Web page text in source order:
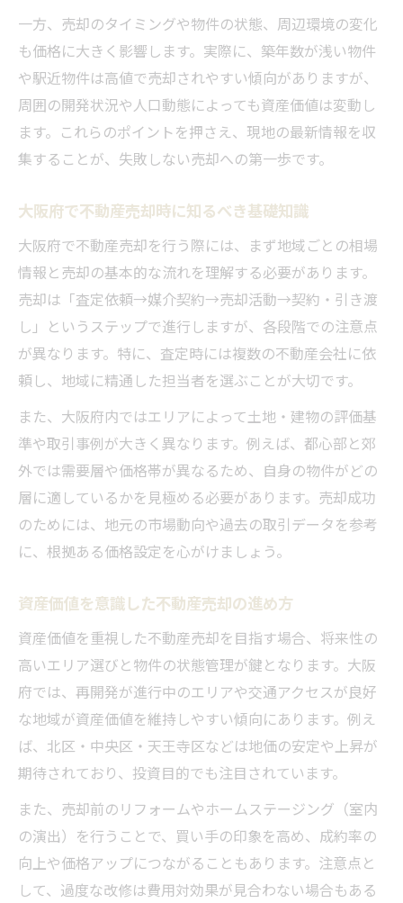
一方、売却のタイミングや物件の状態、周辺環境の変化
も価格に大きく影響します。実際に、築年数が浅い物件
や駅近物件は高値で売却されやすい傾向がありますが、
周囲の開発状況や人口動態によっても資産価値は変動し
ます。これらのポイントを押さえ、現地の最新情報を収
集することが、失敗しない売却への第一歩です。
大阪府で不動産売却時に知るべき基礎知識
大阪府で不動産売却を行う際には、まず地域ごとの相場
情報と売却の基本的な流れを理解する必要があります。
売却は「査定依頼→媒介契約→売却活動→契約・引き渡
し」というステップで進行しますが、各段階での注意点
が異なります。特に、査定時には複数の不動産会社に依
頼し、地域に精通した担当者を選ぶことが大切です。
また、大阪府内ではエリアによって土地・建物の評価基
準や取引事例が大きく異なります。例えば、都心部と郊
外では需要層や価格帯が異なるため、自身の物件がどの
層に適しているかを見極める必要があります。売却成功
のためには、地元の市場動向や過去の取引データを参考
に、根拠ある価格設定を心がけましょう。
資産価値を意識した不動産売却の進め方
資産価値を重視した不動産売却を目指す場合、将来性の
高いエリア選びと物件の状態管理が鍵となります。大阪
府では、再開発が進行中のエリアや交通アクセスが良好
な地域が資産価値を維持しやすい傾向にあります。例え
ば、北区・中央区・天王寺区などは地価の安定や上昇が
期待されており、投資目的でも注目されています。
また、売却前のリフォームやホームステージング（室内
の演出）を行うことで、買い手の印象を高め、成約率の
向上や価格アップにつながることもあります。注意点と
して、過度な改修は費用対効果が見合わない場合もある